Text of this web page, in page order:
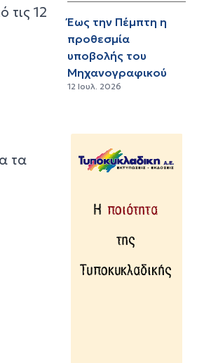
τις 12
τα
Έως την Πέμπτη η
προθεσμία
υποβολής του
Μηχανογραφικού
12 Ιουλ. 2026